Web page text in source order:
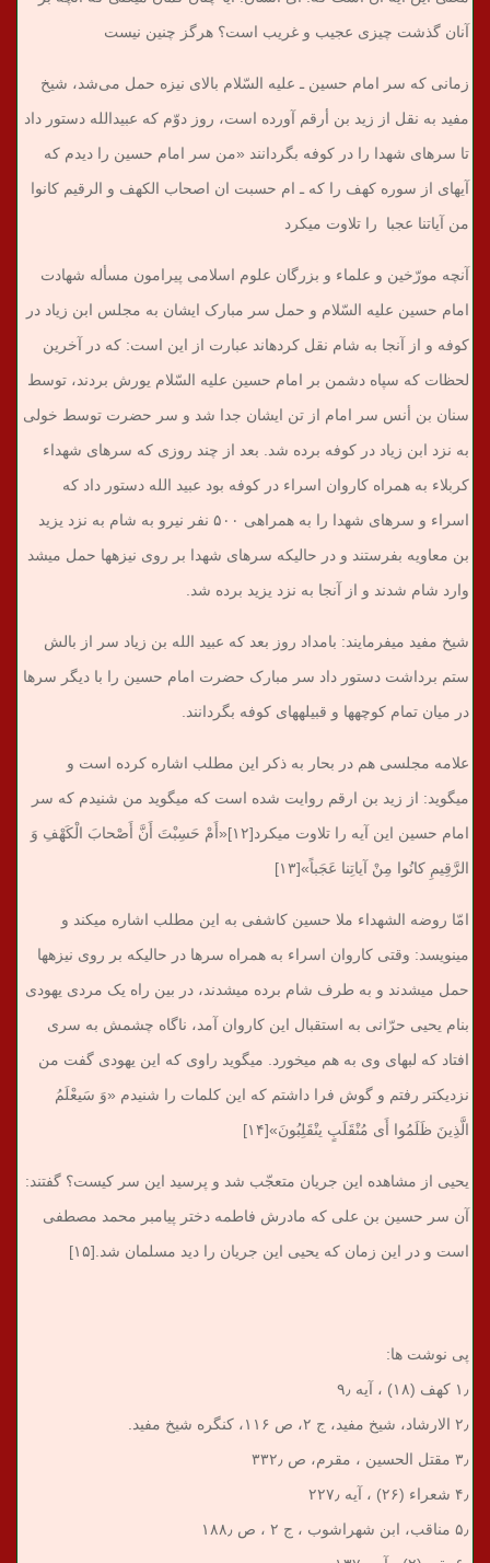
آنان گذشت چیزی عجیب و غریب است؟ هرگز چنین نیست
زمانی که سر امام حسین ـ علیه السّلام بالای نیزه حمل می‌شد، شیخ
مفید به نقل از زید بن أرقم آورده است، روز دوّم که عبیدالله دستور داد
تا سرهای شهدا را در کوفه بگردانند «من سر امام حسین را دیدم که
آیه‎ای از سوره کهف را که ـ ام حسبت ان اصحاب الکهف و الرقیم کانوا
من آیاتنا عجبا را تلاوت می‎کرد
آنچه مورّخین و علماء و بزرگان علوم اسلامی پیرامون مسأله شهادت
امام حسین علیه السّلام و حمل سر مبارک ایشان به مجلس ابن زیاد در
کوفه و از آنجا به شام نقل کرده‎اند عبارت از این است: که در آخرین
لحظات که سپاه دشمن بر امام حسین علیه السّلام یورش بردند، توسط
سنان بن أنس سر امام از تن ایشان جدا شد و سر حضرت توسط خولی
به نزد ابن زیاد در کوفه برده شد. بعد از چند روزی که سرهای شهداء
کربلاء به همراه کاروان اسراء در کوفه بود عبید الله دستور داد که
اسراء و سرهای شهدا را به همراهی ۵۰۰ نفر نیرو به شام به نزد یزید
بن معاویه بفرستند و در حالیکه سرهای شهدا بر روی نیزه‎ها حمل می‎شد
وارد شام شدند و از آنجا به نزد یزید برده شد.
شیخ مفید می‎فرمایند: بامداد روز بعد که عبید الله بن زیاد سر از بالش
ستم برداشت دستور داد سر مبارک حضرت امام حسین را با دیگر سرها
در میان تمام کوچه‎ها و قبیله‎های کوفه بگردانند.
علامه مجلسی هم در بحار به ذکر این مطلب اشاره کرده است و
می‎گوید: از زید بن ارقم روایت شده است که می‎گوید من شنیدم که سر
امام حسین این آیه را تلاوت می‎کرد[۱۲]«أَمْ حَسِبْتَ أَنَّ أَصْحابَ الْکَهْفِ وَ
الرَّقِیمِ کانُوا مِنْ آیاتِنا عَجَباً»[۱۳]
امّا روضه الشهداء ملا حسین کاشفی به این مطلب اشاره می‎کند و
می‎نویسد: وقتی کاروان اسراء به همراه سرها در حالیکه بر روی نیزه‎ها
حمل می‎شدند و به طرف شام برده می‎شدند، در بین راه یک مردی یهودی
بنام یحیی حرّانی به استقبال این کاروان آمد، ناگاه چشمش به سری
افتاد که لبهای وی به هم می‎خورد. می‎گوید راوی که این یهودی گفت من
نزدیکتر رفتم و گوش فرا داشتم که این کلمات را شنیدم «وَ سَیعْلَمُ
الَّذِینَ ظَلَمُوا أَی مُنْقَلَبٍ ینْقَلِبُونَ»[۱۴]
یحیی از مشاهده این جریان متعجّب شد و پرسید این سر کیست؟ گفتند:
آن سر حسین بن علی که مادرش فاطمه دختر پیامبر محمد مصطفی
است و در این زمان که یحیی این جریان را دید مسلمان شد.[۱۵]
پی نوشت ها:
۱٫ کهف (۱۸) ، آیه ۹٫
۲٫ الارشاد، شیخ مفید، ج ۲، ص ۱۱۶، کنگره شیخ مفید.
۳٫ مقتل الحسین ، مقرم، ص ۳۳۲٫
۴٫ شعراء (۲۶) ، آیه ۲۲۷٫
۵٫ مناقب، ابن ‏شهراشوب ، ج ۲ ، ص ۱۸۸٫